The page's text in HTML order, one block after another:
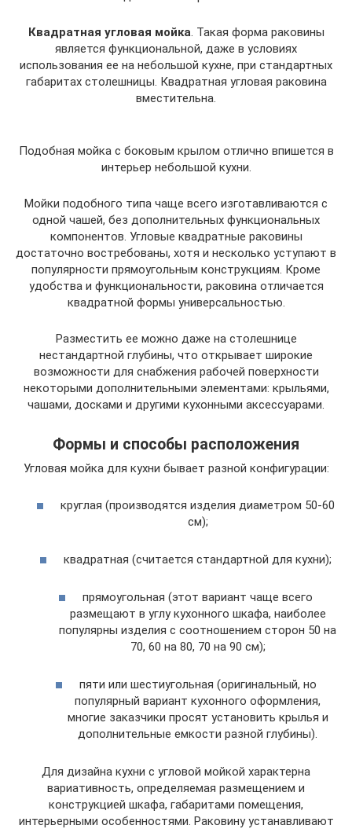
Квадратная угловая мойка. Такая форма раковины
является функциональной, даже в условиях
использования ее на небольшой кухне, при стандартных
габаритах столешницы. Квадратная угловая раковина
вместительна.
Подобная мойка с боковым крылом отлично впишется в
интерьер небольшой кухни.
Мойки подобного типа чаще всего изготавливаются с
одной чашей, без дополнительных функциональных
компонентов. Угловые квадратные раковины
достаточно востребованы, хотя и несколько уступают в
популярности прямоугольным конструкциям. Кроме
удобства и функциональности, раковина отличается
квадратной формы универсальностью.
Разместить ее можно даже на столешнице
нестандартной глубины, что открывает широкие
возможности для снабжения рабочей поверхности
некоторыми дополнительными элементами: крыльями,
чашами, досками и другими кухонными аксессуарами.
Формы и способы расположения
Угловая мойка для кухни бывает разной конфигурации:
круглая (производятся изделия диаметром 50-60
см);
квадратная (считается стандартной для кухни);
прямоугольная (этот вариант чаще всего
размещают в углу кухонного шкафа, наиболее
популярны изделия с соотношением сторон 50 на
70, 60 на 80, 70 на 90 см);
пяти или шестиугольная (оригинальный, но
популярный вариант кухонного оформления,
многие заказчики просят установить крылья и
дополнительные емкости разной глубины).
Для дизайна кухни с угловой мойкой характерна
вариативность, определяемая размещением и
конструкцией шкафа, габаритами помещения,
интерьерными особенностями. Раковину устанавливают